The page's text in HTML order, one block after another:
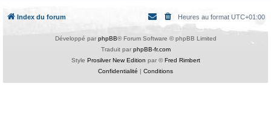
Index du forum Heures au format UTC+01:00
Développé par phpBB® Forum Software © phpBB Limited
Traduit par phpBB-fr.com
Style Prosilver New Edition par ©Fred Rimbert
Confidentialité | Conditions